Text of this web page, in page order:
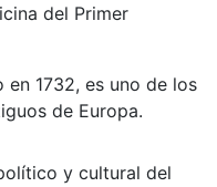
del Primer
en 1732, es uno de los
de Europa.
y cultural del